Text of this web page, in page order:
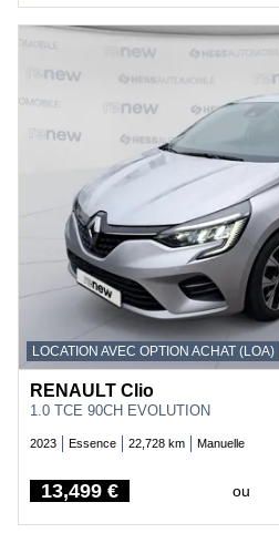
LOCATION AVEC OPTION ACHAT (LOA)
RENAULT Clio
1.0 TCE 90CH EVOLUTION
2023 Essence 22,728 km Manuelle
Price
13,499 € ou